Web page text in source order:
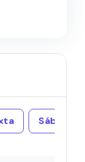
Sábado